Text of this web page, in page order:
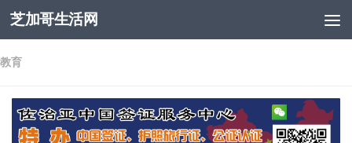
跳至内容
芝加哥生活网
教育